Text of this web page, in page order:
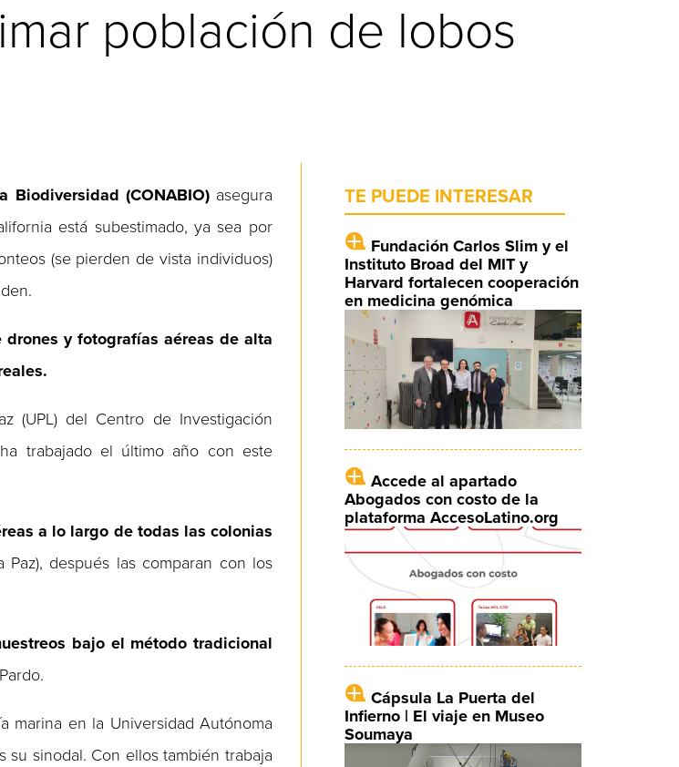
población de lobos
Biodiversidad (CONABIO)asegura
está subestimado, ya sea por
(se pierden de vista individuos)
drones y fotografías aéreas de alta
(UPL) del Centro de Investigación
trabajado el último año con este
a lo largo de todas las colonias
después las comparan con los
bajo el método tradicional
marina en la Universidad Autónoma
su sinodal. Con ellos también trabaja
TE PUEDE INTERESAR
Fundación Carlos Slim y el
Instituto Broad del MIT y
Harvard fortalecen cooperación
en medicina genómica
Accede al apartado
Abogados con costo de la
plataforma AccesoLatino.org
Cápsula La Puerta del
Infierno | El viaje en Museo
Soumaya